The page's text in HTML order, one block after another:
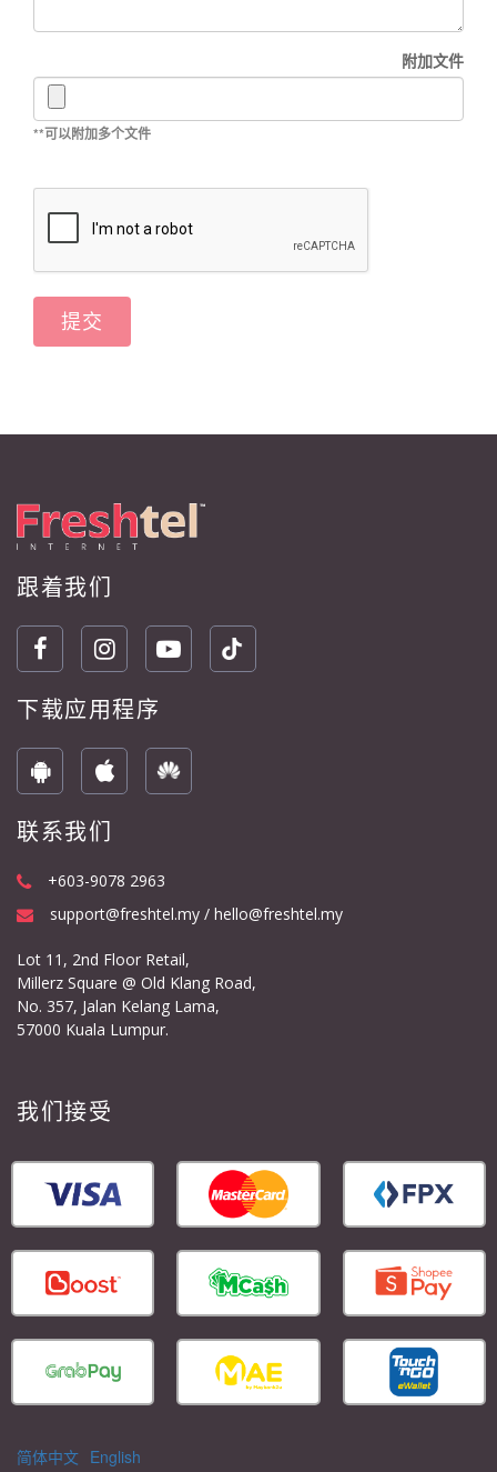
附加文件
**可以附加多个文件
提交
跟着我们
下载应用程序
联系我们
+603-9078 2963
support@freshtel.my / hello@freshtel.my
Lot 11, 2nd Floor Retail,
Millerz Square @ Old Klang Road,
No. 357, Jalan Kelang Lama,
57000 Kuala Lumpur.
我们接受
简体中文 English